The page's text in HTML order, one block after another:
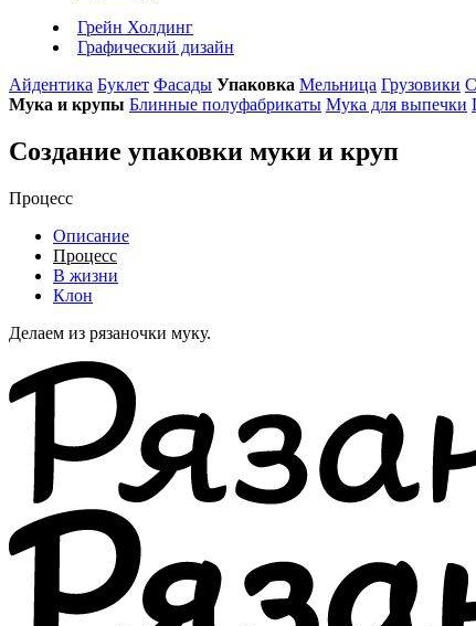
Грейн Холдинг
Графический дизайн
Айдентика Буклет Фасады Упаковка Мельница Грузовики
Мука и крупы Блинные полуфабрикаты Мука для выпечки
Создание упаковки муки и круп
Процесс
Описание
Процесс
В жизни
Клон
Делаем из рязаночки муку.